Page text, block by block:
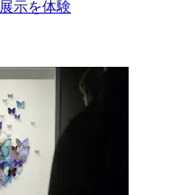
示を体験